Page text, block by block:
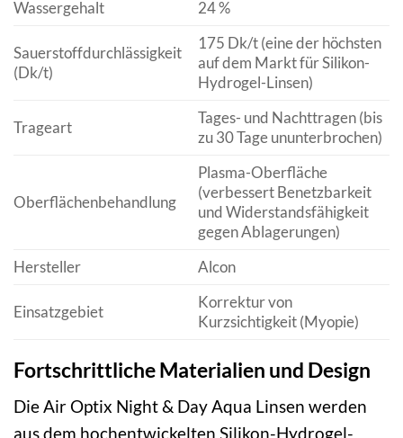
Wassergehalt
24 %
Sauerstoffdurchlässigkeit
(Dk/t)
175 Dk/t (eine der höchsten
auf dem Markt für Silikon-
Hydrogel-Linsen)
Trageart
Tages- und Nachttragen (bis
zu 30 Tage ununterbrochen)
Oberflächenbehandlung
Plasma-Oberfläche
(verbessert Benetzbarkeit
und Widerstandsfähigkeit
gegen Ablagerungen)
Hersteller
Alcon
Einsatzgebiet
Korrektur von
Kurzsichtigkeit (Myopie)
Fortschrittliche Materialien und Design
Die Air Optix Night & Day Aqua Linsen werden
aus dem hochentwickelten Silikon-Hydrogel-